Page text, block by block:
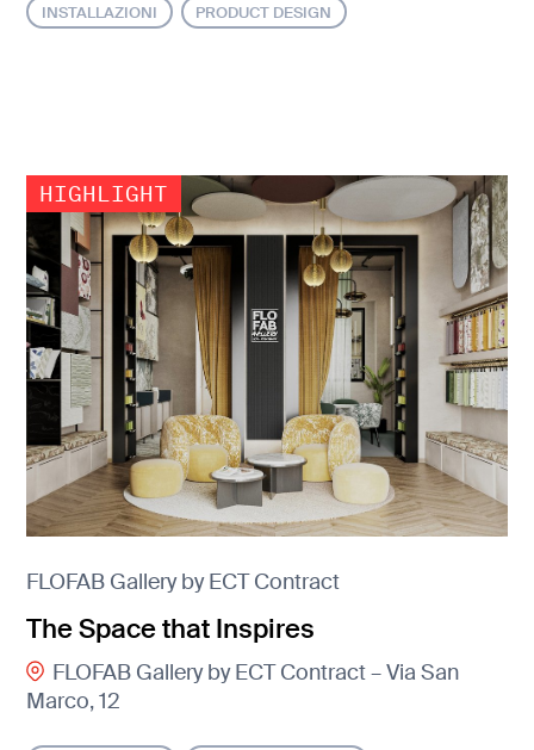
INSTALLAZIONI PRODUCT DESIGN
FLOFAB Gallery by ECT Contract
The Space that Inspires
FLOFAB Gallery by ECT Contract – Via San
Marco, 12